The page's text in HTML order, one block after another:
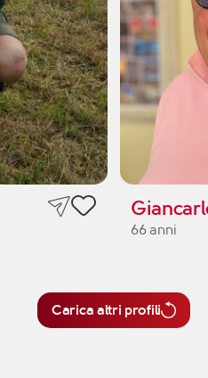
66 anni
Carica altri profili